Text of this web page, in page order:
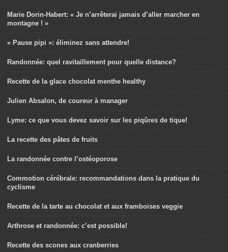
Marie Dorin-Habert: « Je n’arrêterai jamais d’aller marcher en
montagne ! »
« Pause pipi »: éliminez sans attendre!
Randonnée: quel ravitaillement pour quelle distance?
Recette de la glace chocolat menthe healthy
Julien Absalon, de coureur à manager
Lyme: ce que vous devez savoir sur les piqûres de tique!
La recette des pâtes de fruits
La randonnée contre l’ostéoporose
Commotion cérébrale: recommandations dans la pratique du
cyclisme
Recette de la tarte au chocolat et aux framboises veggie
Arthrose et randonnée: c’est possible!
Recette des scones aux cranberries